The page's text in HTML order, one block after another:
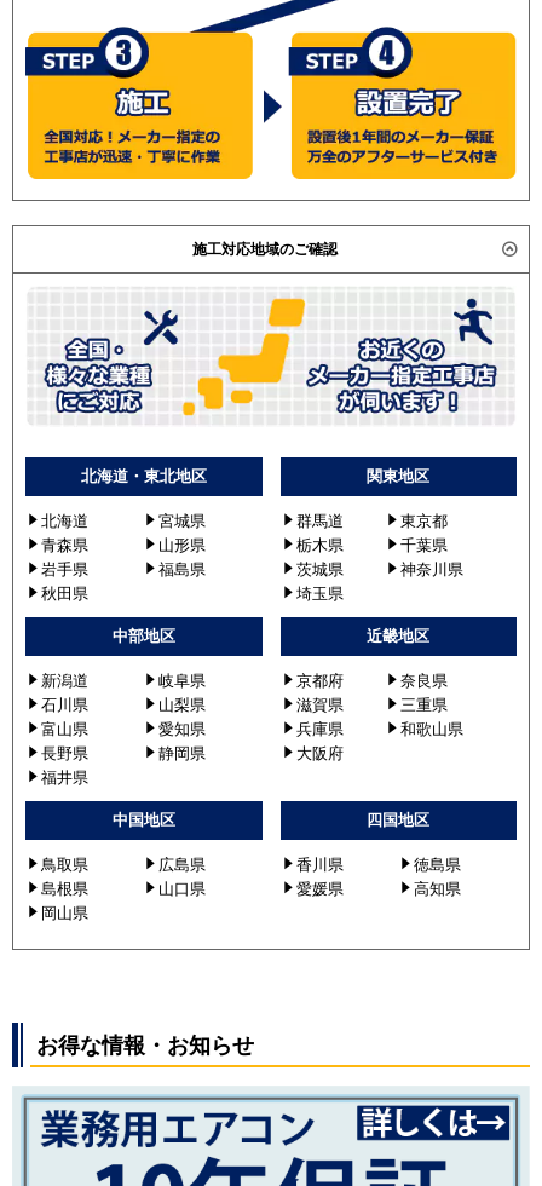
施工対応地域のご確認
北海道・東北地区
北海道
宮城県
青森県
山形県
岩手県
福島県
秋田県
関東地区
群馬道
東京都
栃木県
千葉県
茨城県
神奈川県
埼玉県
中部地区
新潟道
岐阜県
石川県
山梨県
富山県
愛知県
長野県
静岡県
福井県
近畿地区
京都府
奈良県
滋賀県
三重県
兵庫県
和歌山県
大阪府
中国地区
鳥取県
広島県
島根県
山口県
岡山県
四国地区
香川県
徳島県
愛媛県
高知県
お得な情報・お知らせ